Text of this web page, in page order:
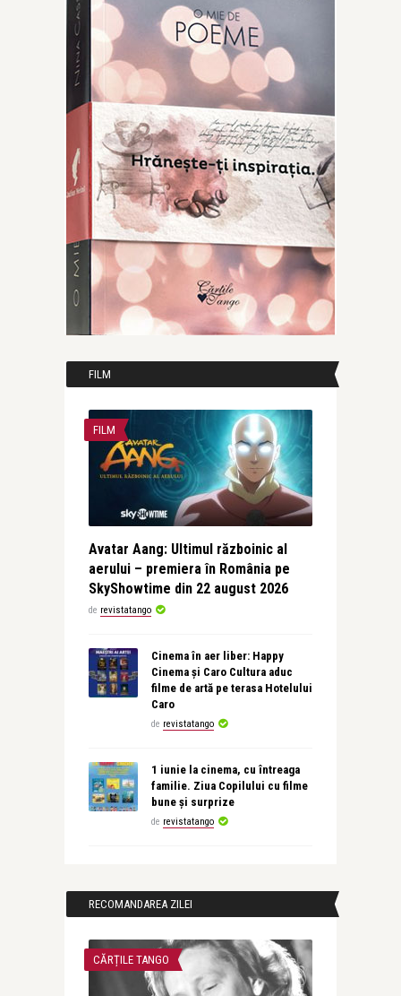
FILM
FILM
Avatar Aang: Ultimul războinic al
aerului – premiera în România pe
SkyShowtime din 22 august 2026
de revistatango
Cinema în aer liber: Happy
Cinema și Caro Cultura aduc
filme de artă pe terasa Hotelului
Caro
de revistatango
1 iunie la cinema, cu întreaga
familie. Ziua Copilului cu filme
bune și surprize
de revistatango
RECOMANDAREA ZILEI
CĂRȚILE TANGO